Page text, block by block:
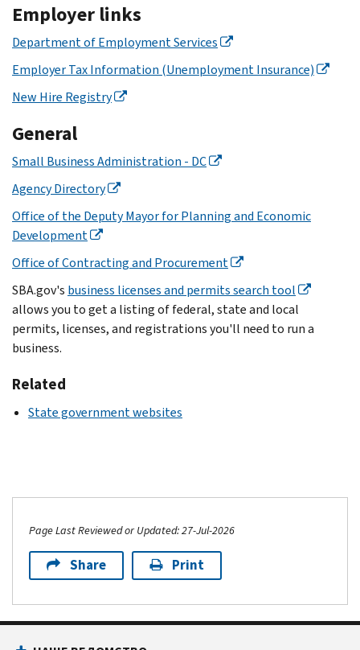
Employer links
Department of Employment Services
Employer Tax Information (Unemployment Insurance)
New Hire Registry
General
Small Business Administration - DC
Agency Directory
Office of the Deputy Mayor for Planning and Economic
Development
Office of Contracting and Procurement
SBA.gov's business licenses and permits search tool
allows you to get a listing of federal, state and local
permits, licenses, and registrations you'll need to run a
business.
Related
State government websites
Page Last Reviewed or Updated: 27-Jul-2026
Share Print